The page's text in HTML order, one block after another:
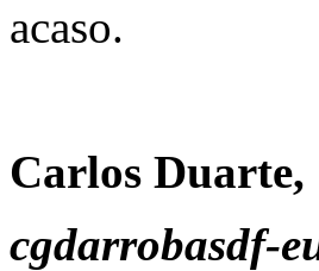
acaso.
Carlos Duarte,
cgdarrobasdf-